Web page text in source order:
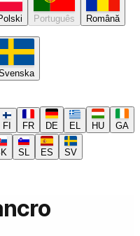
Português Română
FI FR DE EL HU GA
SL ES SV